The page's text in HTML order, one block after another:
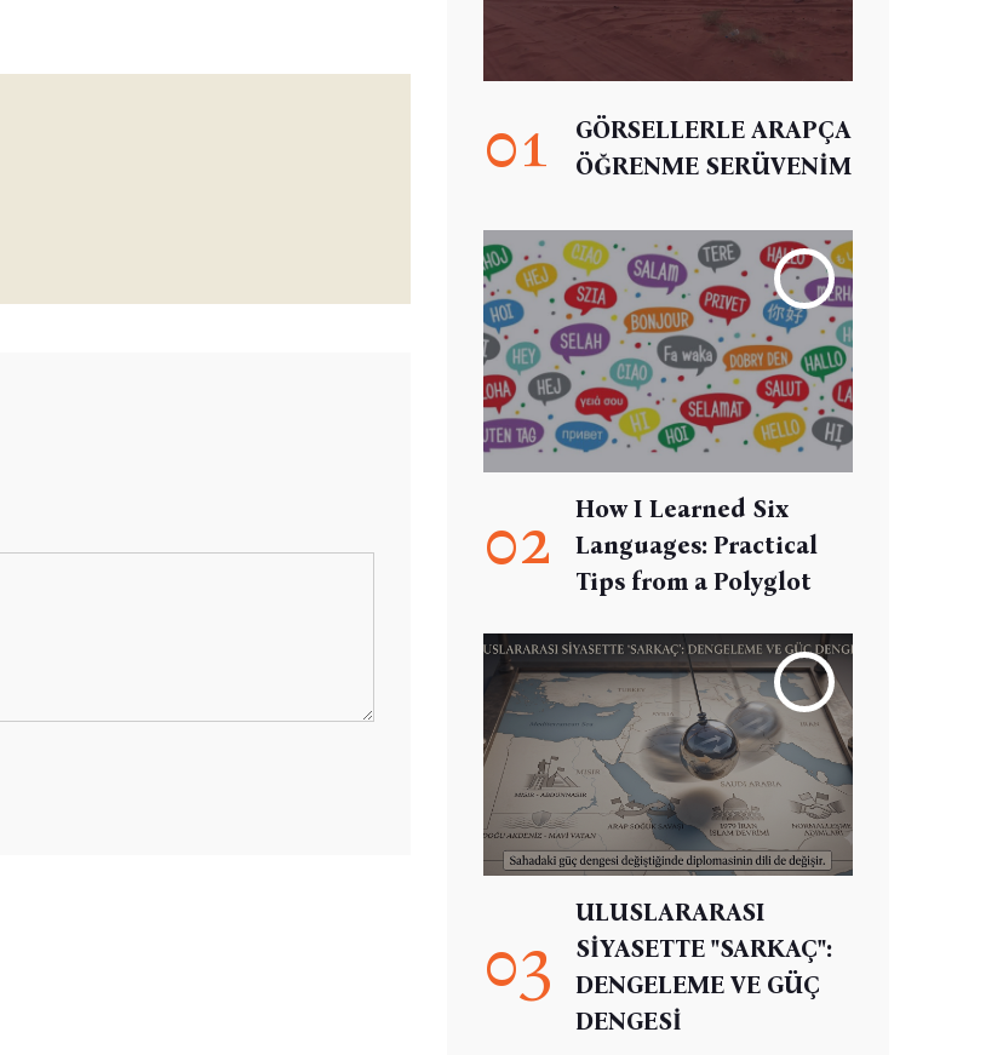
01
GÖRSELLERLE ARAPÇA
ÖĞRENME SERÜVENİM
02
How I Learned Six
Languages: Practical
Tips from a Polyglot
03
ULUSLARARASI
SİYASETTE "SARKAÇ":
DENGELEME VE GÜÇ
DENGESİ